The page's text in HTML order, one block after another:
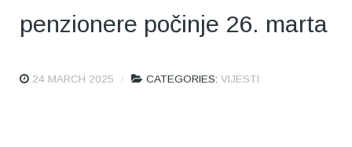
penzionere počinje 26. marta
24 MARCH 2025 CATEGORIES: VIJESTI